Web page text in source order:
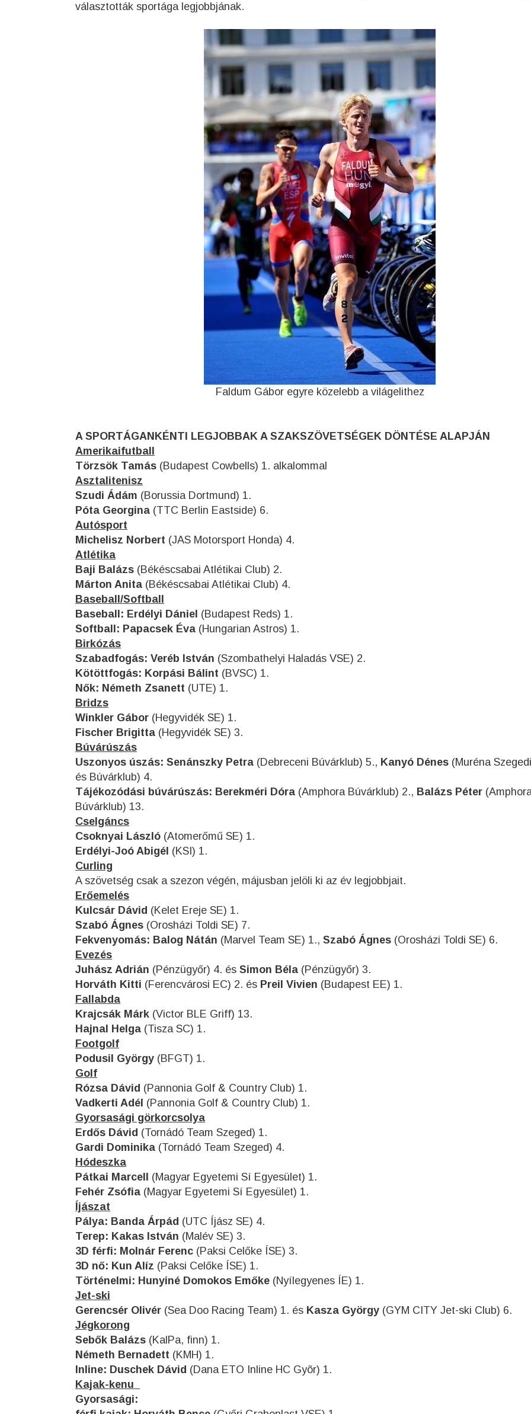
választották sportága legjobbjának.
Faldum Gábor egyre közelebb a világelithez
A SPORTÁGANKÉNTI LEGJOBBAK A SZAKSZÖVETSÉGEK DÖNTÉSE ALAPJÁN
Amerikaifutball
Törzsök Tamás (Budapest Cowbells) 1. alkalommal
Asztalitenisz
Szudi Ádám (Borussia Dortmund) 1.
Póta Georgina (TTC Berlin Eastside) 6.
Autósport
Michelisz Norbert (JAS Motorsport Honda) 4.
Atlétika
Baji Balázs (Békéscsabai Atlétikai Club) 2.
Márton Anita (Békéscsabai Atlétikai Club) 4.
Baseball/Softball
Baseball: Erdélyi Dániel (Budapest Reds) 1.
Softball: Papacsek Éva (Hungarian Astros) 1.
Birkózás
Szabadfogás: Veréb István (Szombathelyi Haladás VSE) 2.
Kötöttfogás: Korpási Bálint (BVSC) 1.
Nők: Németh Zsanett (UTE) 1.
Bridzs
Winkler Gábor (Hegyvidék SE) 1.
Fischer Brigitta (Hegyvidék SE) 3.
Búvárúszás
Uszonyos úszás: Senánszky Petra (Debreceni Búvárklub) 5., Kanyó Dénes (Muréna
és Búvárklub) 4.
Tájékozódási búvárúszás: Berekméri Dóra (Amphora Búvárklub) 2., Balázs Péter
Búvárklub) 13.
Cselgáncs
Csoknyai László (Atomerőmű SE) 1.
Erdélyi-Joó Abigél (KSI) 1.
Curling
A szövetség csak a szezon végén, májusban jelöli ki az év legjobbjait.
Erőemelés
Kulcsár Dávid (Kelet Ereje SE) 1.
Szabó Ágnes (Orosházi Toldi SE) 7.
Fekvenyomás: Balog Nátán (Marvel Team SE) 1., Szabó Ágnes (Orosházi Toldi SE) 6.
Evezés
Juhász Adrián (Pénzügyőr) 4. és Simon Béla (Pénzügyőr) 3.
Horváth Kitti (Ferencvárosi EC) 2. és Preil Vivien (Budapest EE) 1.
Fallabda
Krajcsák Márk (Victor BLE Griff) 13.
Hajnal Helga (Tisza SC) 1.
Footgolf
Podusil György (BFGT) 1.
Golf
Rózsa Dávid (Pannonia Golf & Country Club) 1.
Vadkerti Adél (Pannonia Golf & Country Club) 1.
Gyorsasági görkorcsolya
Erdős Dávid (Tornádó Team Szeged) 1.
Gardi Dominika (Tornádó Team Szeged) 4.
Hódeszka
Pátkai Marcell
(Magyar Egyetemi Sí Egyesület) 1.
Fehér Zsófia (Magyar Egyetemi Sí Egyesület) 1.
Íjászat
Pálya: Banda Árpád (UTC Íjász SE) 4.
Terep: Kakas István (Malév SE) 3.
3D férfi: Molnár Ferenc (Paksi Celőke ÍSE) 3.
3D nő: Kun Alíz (Paksi Celőke ÍSE) 1.
Történelmi: Hunyiné Domokos Emőke (Nyílegyenes ÍE) 1.
Jet-ski
Gerencsér Olivér (Sea Doo Racing Team) 1. és Kasza György (GYM CITY Jet-ski Club) 6.
Jégkorong
Sebők Balázs (KalPa, finn) 1.
Németh Bernadett (KMH) 1.
Inline: Duschek Dávid (Dana ETO Inline HC Gyõr) 1.
Kajak-kenu
Gyorsasági: